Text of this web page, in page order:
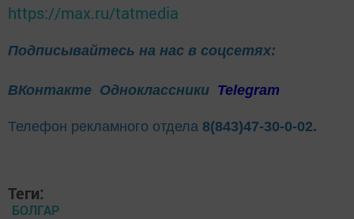
https://max.ru/tatmedia
Подписывайтесь на нас в соцсетях:
ВКонтакте Одноклассники Telegram
Телефон рекламного отдела 8(843)47-30-0-02.
Теги:
БОЛГАР